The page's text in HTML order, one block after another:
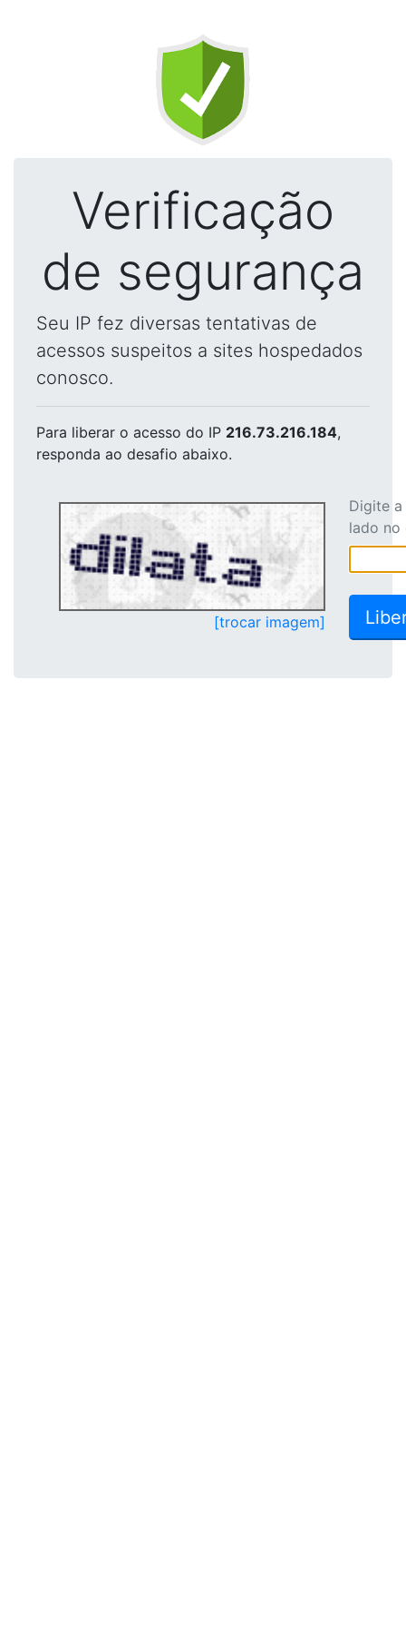
Verificação
de segurança
Seu IP fez diversas tentativas de
acessos suspeitos a sites hospedados
conosco.
Para liberar o acesso do IP 216.73.216.184,
responda ao desafio abaixo.
[trocar imagem]
Digite
lado no